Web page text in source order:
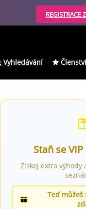
REGISTRACE
Vyhledávání Členství
Staň se
Získej extra výhody
Teď můžeš